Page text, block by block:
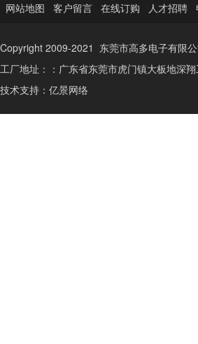
网站地图 客户留言 在线订购 人才招聘
Copyright 2009-2021 东莞市高多电子有限
工厂地址：：广东省东莞市虎门镇大板地
技术支持： 亿景网络